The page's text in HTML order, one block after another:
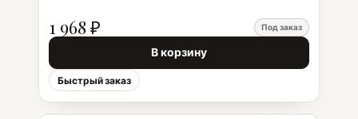
1 968 ₽ Под заказ
В корзину
Быстрый заказ